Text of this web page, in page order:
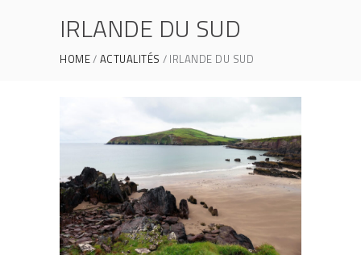
IRLANDE DU SUD
HOME ACTUALITÉS IRLANDE DU SUD